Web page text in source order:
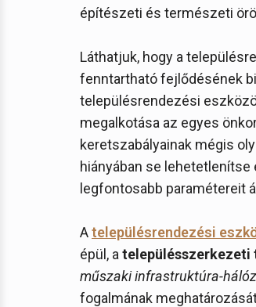
építészeti és természeti
Láthatjuk, hogy a
fenntartható fejlődésének
településrendezési
megalkotása az egyes
keretszabályainak mégis
hiányában se
legfontosabb paramétereit
Atelepülésrendezési
épül, a településszerkezeti
műszaki infrastruktúra-
fogalmának